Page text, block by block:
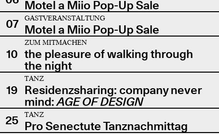
Motel a Miio Pop-Up Sale
07
GASTVERANSTALTUNG
Motel a Miio Pop-Up Sale
10
ZUM MITMACHEN
the pleasure of walking through
the night
19
TANZ
Residenzsharing: company never
mind:AGE OF DESIGN
25
TANZ
Pro Senectute Tanznachmittag